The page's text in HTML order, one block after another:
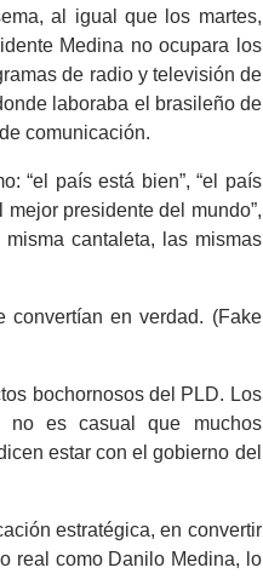
al igual que los martes,
Medina no ocupara los
de radio y televisión de
laboraba el brasileño de
comunicación.
“el país está bien”, “el país
mejor presidente del mundo”,
cantaleta, las mismas
en verdad. (Fake
bochornosos del PLD. Los
no es casual que muchos
estar con el gobierno del
estratégica, en convertir
real como Danilo Medina, lo